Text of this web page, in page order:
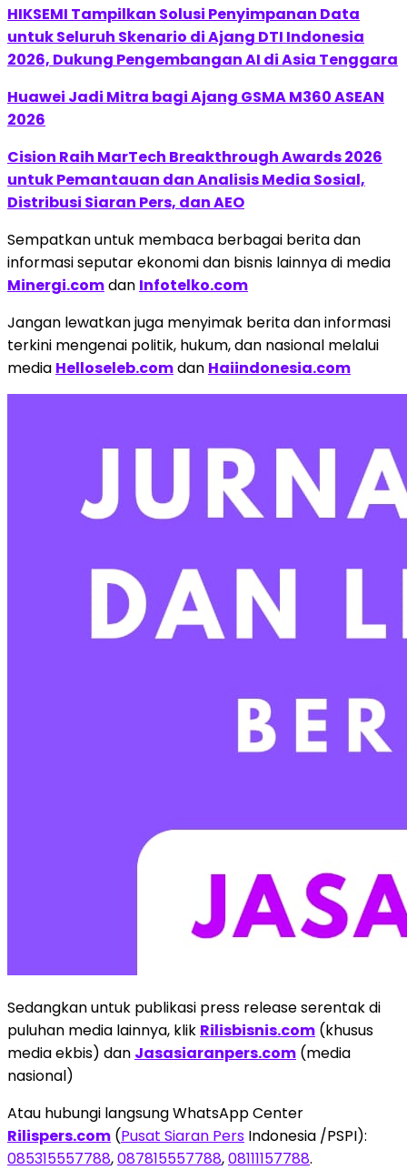
HIKSEMI Tampilkan Solusi Penyimpanan Data
untuk Seluruh Skenario di Ajang DTI Indonesia
2026, Dukung Pengembangan AI di Asia Tenggara
Huawei Jadi Mitra bagi Ajang GSMA M360 ASEAN
2026
Cision Raih MarTech Breakthrough Awards 2026
untuk Pemantauan dan Analisis Media Sosial,
Distribusi Siaran Pers, dan AEO
Sempatkan untuk membaca berbagai berita dan
informasi seputar ekonomi dan bisnis lainnya di media
Minergi.comdan Infotelko.com
Jangan lewatkan juga menyimak berita dan informasi
terkini mengenai politik, hukum, dan nasional melalui
media Helloseleb.comdan Haiindonesia.com
Sedangkan untuk publikasi press release serentak di
puluhan media lainnya, klik Rilisbisnis.com (khusus
media ekbis) dan Jasasiaranpers.com (media
nasional)
Atau hubungi langsung WhatsApp Center
Rilispers.com (Pusat Siaran Pers Indonesia /PSPI):
085315557788,087815557788,08111157788.